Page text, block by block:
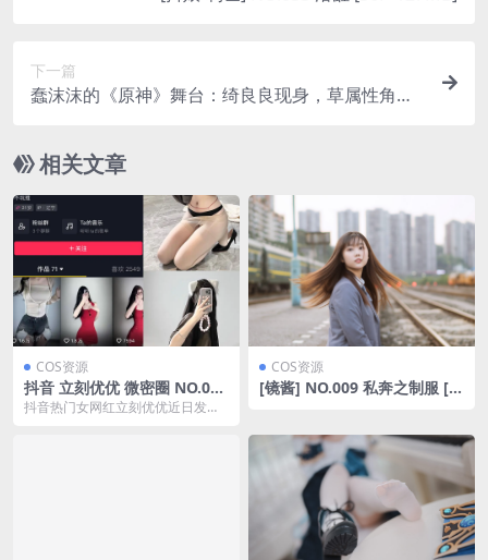
下一篇
蠢沫沫的《原神》舞台：绮良良现身，草属性角色
相关文章
COS资源
抖音 立刻优优 微密圈 NO.014
期 【36P】最新至：2024.10.
抖音热门女网红立刻优优近日发布
COS资源
[镜酱] NO.009 私奔之制服 [3